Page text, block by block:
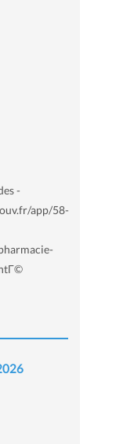
-
app/58-